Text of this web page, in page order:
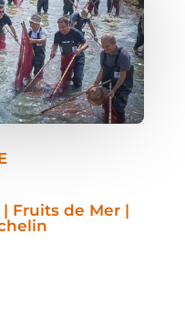
Fruits de Mer |